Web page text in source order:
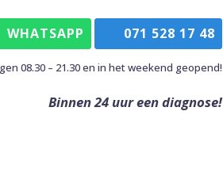
WHATSAPP 071 528 17 48
08.30 – 21.30 en in het weekend geopend!
Binnen 24 uur een diagnose!